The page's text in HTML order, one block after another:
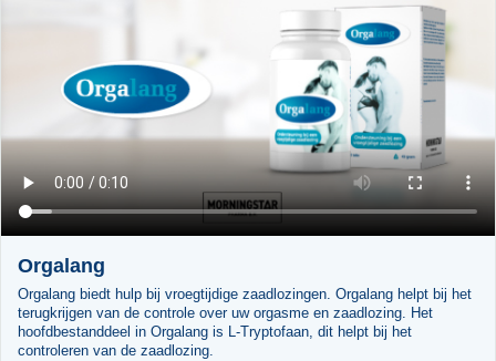
Orgalang
Orgalang biedt hulp bij vroegtijdige zaadlozingen. Orgalang helpt bij het
terugkrijgen van de controle over uw orgasme en zaadlozing. Het
hoofdbestanddeel in Orgalang is L-Tryptofaan, dit helpt bij het
controleren van de zaadlozing.